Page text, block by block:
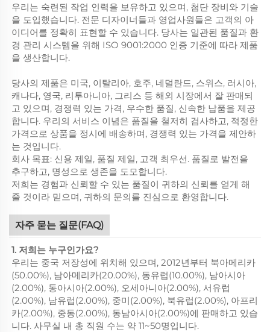
우리는 숙련된 작업 인력을 보유하고 있으며, 첨단 장비와 기술
을 도입했습니다. 전문 디자이너들과 영업사원들은 고객의 아
이디어를 정확히 표현할 수 있습니다. 당사는 일관된 품질과 환
경 관리 시스템을 위해 ISO 9001:2000 인증 기준에 따라 제품
을 생산합니다.
당사의 제품은 미국, 이탈리아, 호주, 네덜란드, 스위스, 러시아,
캐나다, 영국, 리투아니아, 그리스 등 해외 시장에서 잘 판매되
고 있으며, 경쟁력 있는 가격, 우수한 품질, 신속한 납품을 제공
합니다. 우리의 서비스 이념은 품질을 철저히 검사하고, 적정한
가격으로 상품을 정시에 배송하며, 경쟁력 있는 가격을 제안하
는 것입니다.
회사 목표: 신용 제일, 품질 제일, 고객 최우선. 품질로 발전을
추구하고, 명성으로 생존을 도모합니다.
저희는 경험과 신뢰할 수 있는 품질이 귀하의 신뢰를 얻게 해
줄 것이라 믿으며, 귀하의 문의를 진심으로 환영합니다.
자주 묻는 질문(FAQ)
1. 저희는 누구인가요?
우리는 중국 저장성에 위치해 있으며, 2012년부터 북아메리카
(50.00%), 남아메리카(20.00%), 동유럽(10.00%), 남아시아
(2.00%), 동아시아(2.00%), 오세아니아(2.00%), 서유럽
(2.00%), 남유럽(2.00%), 중미(2.00%), 북유럽(2.00%), 아프리
카(2.00%), 중동(2.00%), 동남아시아(2.00%)에 판매하고 있습
니다. 사무실 내 총 직원 수는 약 11~50명입니다.